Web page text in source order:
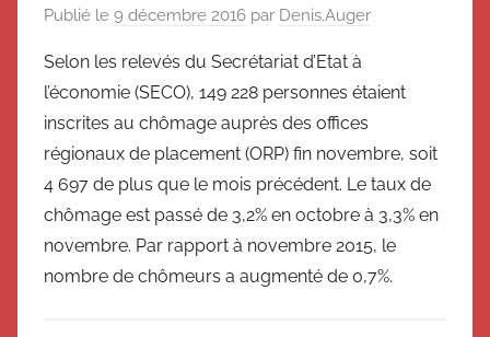
de
Suisse
Magazine
Suisse
Magazine
Messager
Suisse
Publié le 9 décembre 2016 par Denis.Auger
Selon les relevés du Secrétariat d’Etat à
l’économie (SECO), 149 228 personnes étaient
inscrites au chômage auprès des offices
régionaux de placement (ORP) fin novembre, soit
4 697 de plus que le mois précédent. Le taux de
chômage est passé de 3,2% en octobre à 3,3% en
novembre. Par rapport à novembre 2015, le
nombre de chômeurs a augmenté de 0,7%.